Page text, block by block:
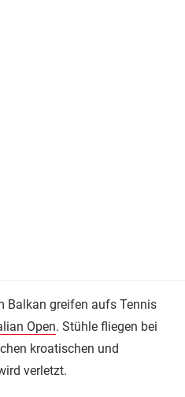
Balkan greifen aufs Tennis
Open. Stühle fliegen bei
kroatischen und
verletzt.